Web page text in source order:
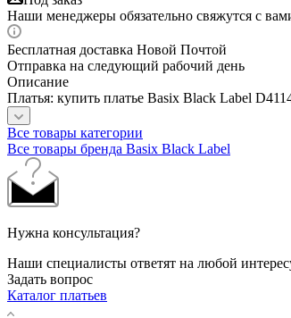
Наши менеджеры обязательно свяжутся с
Бесплатная доставка Новой Почтой
Отправка на следующий рабочий день
Описание
Платья: купить платье Basix Black Label
Все товары категории
Все товары бренда Basix Black Label
Нужна консультация?
Наши специалисты ответят на любой
Задать вопрос
Каталог платьев